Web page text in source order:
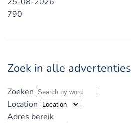
790
Zoek in alle advertenties
Zoeken
Location
Adres bereik